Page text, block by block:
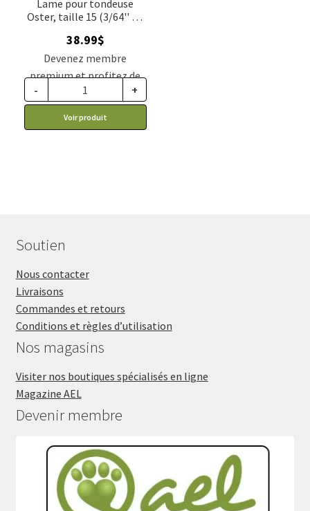
Lame pour tondeuse
Oster, taille 15 (3/64'' ou
38.99$
Devenez membre
premium et profitez de
ce prix rabais : 32.17$ CA
- +
Voir produit
Soutien
Nous contacter
Livraisons
Commandes et retours
Conditions et règles d’utilisation
Nos magasins
Visiter nos boutiques spécialisés en ligne
Magazine AEL
Devenir membre